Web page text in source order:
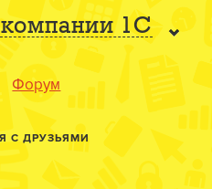
1С
Форум
С ДРУЗЬЯМИ